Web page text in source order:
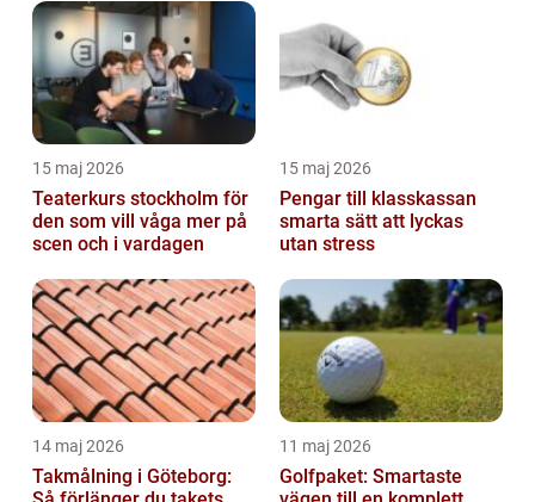
15 maj 2026
Teaterkurs stockholm för
den som vill våga mer på
scen och i vardagen
15 maj 2026
Pengar till klasskassan
smarta sätt att lyckas
utan stress
14 maj 2026
Takmålning i Göteborg:
11 maj 2026
Golfpaket: Smartaste